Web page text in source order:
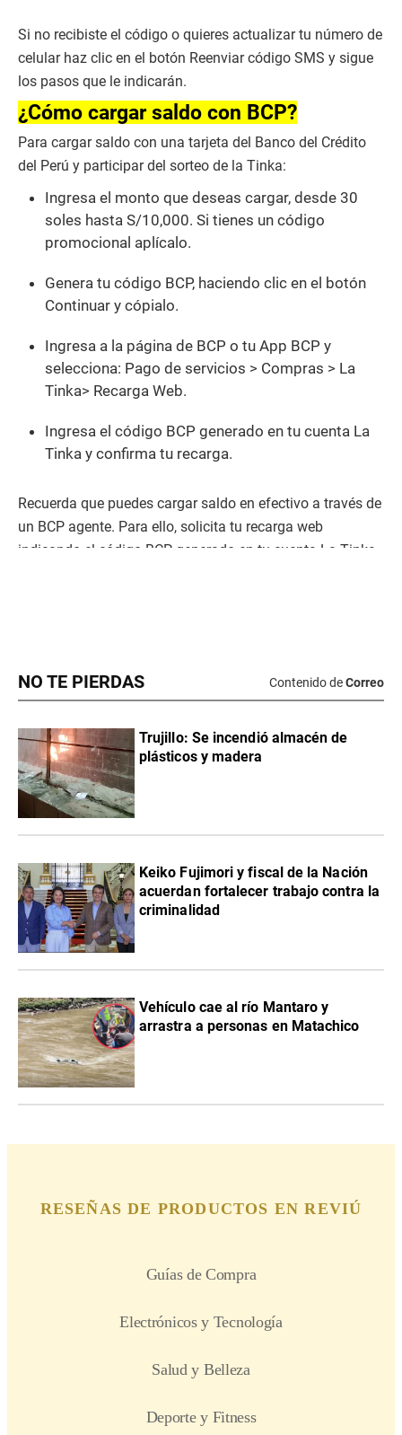
NO TE PIERDAS Contenido deCorreo
Trujillo: Se incendió almacén de
plásticos y madera
Keiko Fujimori y fiscal de la Nación
acuerdan fortalecer trabajo contra la
criminalidad
Vehículo cae al río Mantaro y
arrastra a personas en Matachico